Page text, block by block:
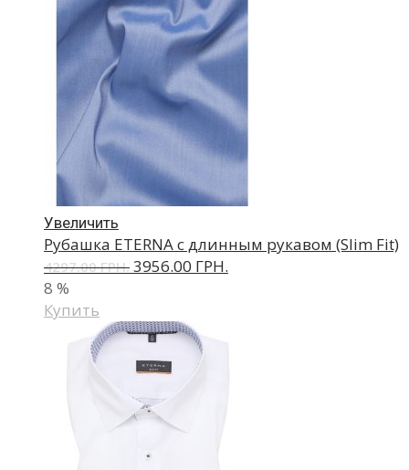
Увеличить
Рубашка ETERNA с длинным рукавом (Slim Fit)
4297.00 ГРН. 3956.00 ГРН.
8 %
Купить